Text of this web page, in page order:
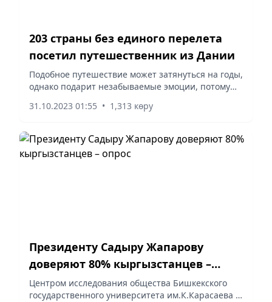
203 страны без единого перелета
посетил путешественник из Дании
Подобное путешествие может затянуться на годы,
однако подарит незабываемые эмоции, потому
птичьего полета, передает mentoday.ru.
31.10.2023 01:55 • 1,313 көру
Президенту Садыру Жапарову
доверяют 80% кыргызстанцев –
опрос
Центром исследования общества Бишкекского
государственного университета им.К.Карасаева в